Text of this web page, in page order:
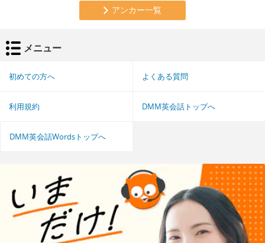
アンカー一覧
メニュー
初めての方へ よくある質問
利用規約 DMM英会話トップへ
DMM英会話Wordsトップへ